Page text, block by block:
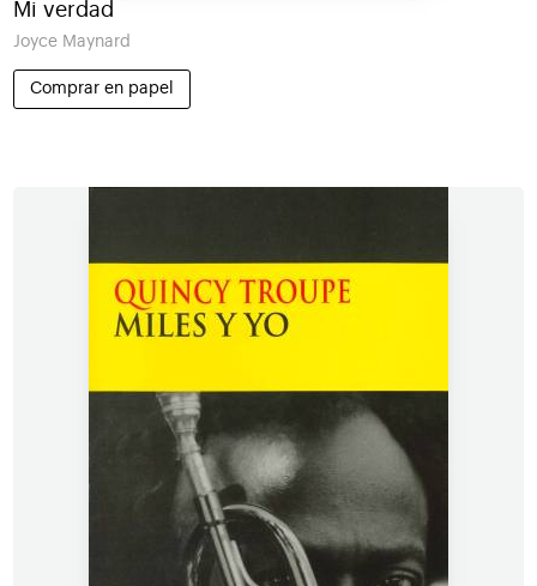
Mi verdad
Joyce Maynard
Comprar en papel